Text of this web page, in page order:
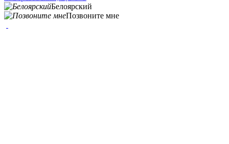
Белоярский
Позвоните мне